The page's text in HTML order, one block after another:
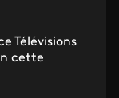
Télévisions
cette